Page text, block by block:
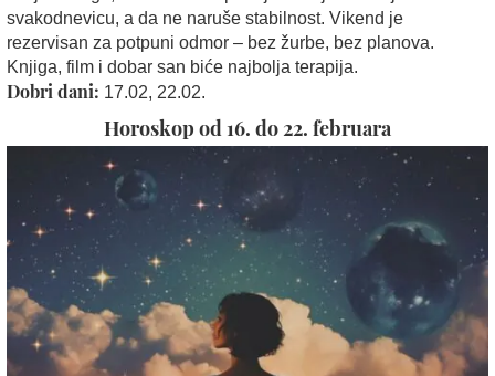
svakodnevicu, a da ne naruše stabilnost. Vikend je
rezervisan za potpuni odmor – bez žurbe, bez planova.
Knjiga, film i dobar san biće najbolja terapija.
Dobri dani: 17.02, 22.02.
Horoskop od 16. do 22. februara